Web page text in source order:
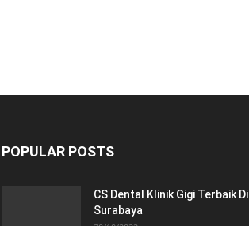
POPULAR POSTS
CS Dental Klinik Gigi Terbaik Di
Surabaya